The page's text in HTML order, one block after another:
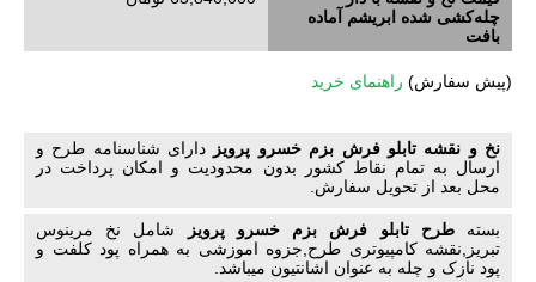
چله‌کشی‌ شده ابریشم آماده
بافت
(پیش سفارش) راهنمای خرید
نخ و نقشه تابلو فرش بزم خسرو پرویز دارای شناسنامه طرح و
ارسال به تمام نقاط کشور بدون محدودیت و امکان پرداخت در
محل بعد از تحویل سفارش.
بستهطرح تابلو فرش بزم خسرو پرویز شامل نخ مرینوس
تبریز,نقشه کامپیوتری طرح,جزوه اموزشی به همراه پود کلفت و
پود نازک و چله به عنوان اشانتیون میباشد.